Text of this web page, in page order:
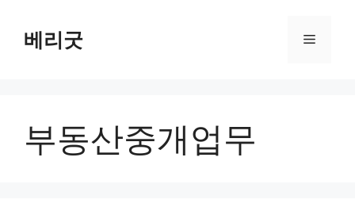
베리굿 메
부동산중개업무